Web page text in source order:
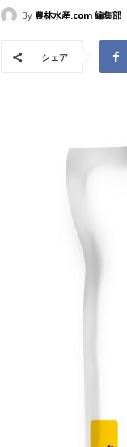
By 農林水産.com 編集部
シェア